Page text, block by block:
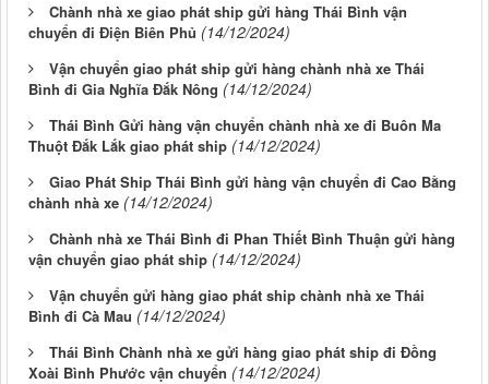
Chành nhà xe giao phát ship gửi hàng Thái Bình vận
chuyển đi Điện Biên Phủ (14/12/2024)
Vận chuyển giao phát ship gửi hàng chành nhà xe Thái
Bình đi Gia Nghĩa Đắk Nông (14/12/2024)
Thái Bình Gửi hàng vận chuyển chành nhà xe đi Buôn Ma
Thuột Đắk Lắk giao phát ship (14/12/2024)
Giao Phát Ship Thái Bình gửi hàng vận chuyển đi Cao Bằng
chành nhà xe (14/12/2024)
Chành nhà xe Thái Bình đi Phan Thiết Bình Thuận gửi hàng
vận chuyển giao phát ship (14/12/2024)
Vận chuyển gửi hàng giao phát ship chành nhà xe Thái
Bình đi Cà Mau (14/12/2024)
Thái Bình Chành nhà xe gửi hàng giao phát ship đi Đồng
Xoài Bình Phước vận chuyển (14/12/2024)